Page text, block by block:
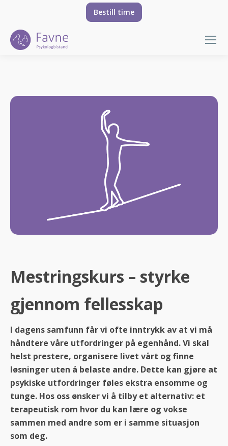
Bestill time
Mestringskurs – styrke
gjennom fellesskap
I dagens samfunn får vi ofte inntrykk av at vi må
håndtere våre utfordringer på egenhånd. Vi skal
helst prestere, organisere livet vårt og finne
løsninger uten å belaste andre. Dette kan gjøre at
psykiske utfordringer føles ekstra ensomme og
tunge. Hos oss ønsker vi å tilby et alternativ: et
terapeutisk rom hvor du kan lære og vokse
sammen med andre som er i samme situasjon
som deg.